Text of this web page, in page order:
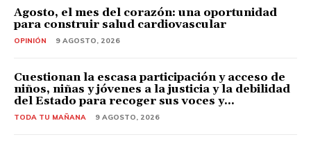
Agosto, el mes del corazón: una oportunidad
para construir salud cardiovascular
OPINIÓN 9 AGOSTO, 2026
Cuestionan la escasa participación y acceso de
niños, niñas y jóvenes a la justicia y la debilidad
del Estado para recoger sus voces y...
TODA TU MAÑANA 9 AGOSTO, 2026